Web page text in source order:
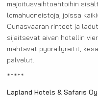
majoitusvaihtoehtoihin
lomahuoneistoja, joissa
Ounasvaaran rinteet ja
sijaitsevat aivan hotellin
mahtavat pyöräilyreitit,
palvelut.
*****
Lapland Hotels & Safaris Oy